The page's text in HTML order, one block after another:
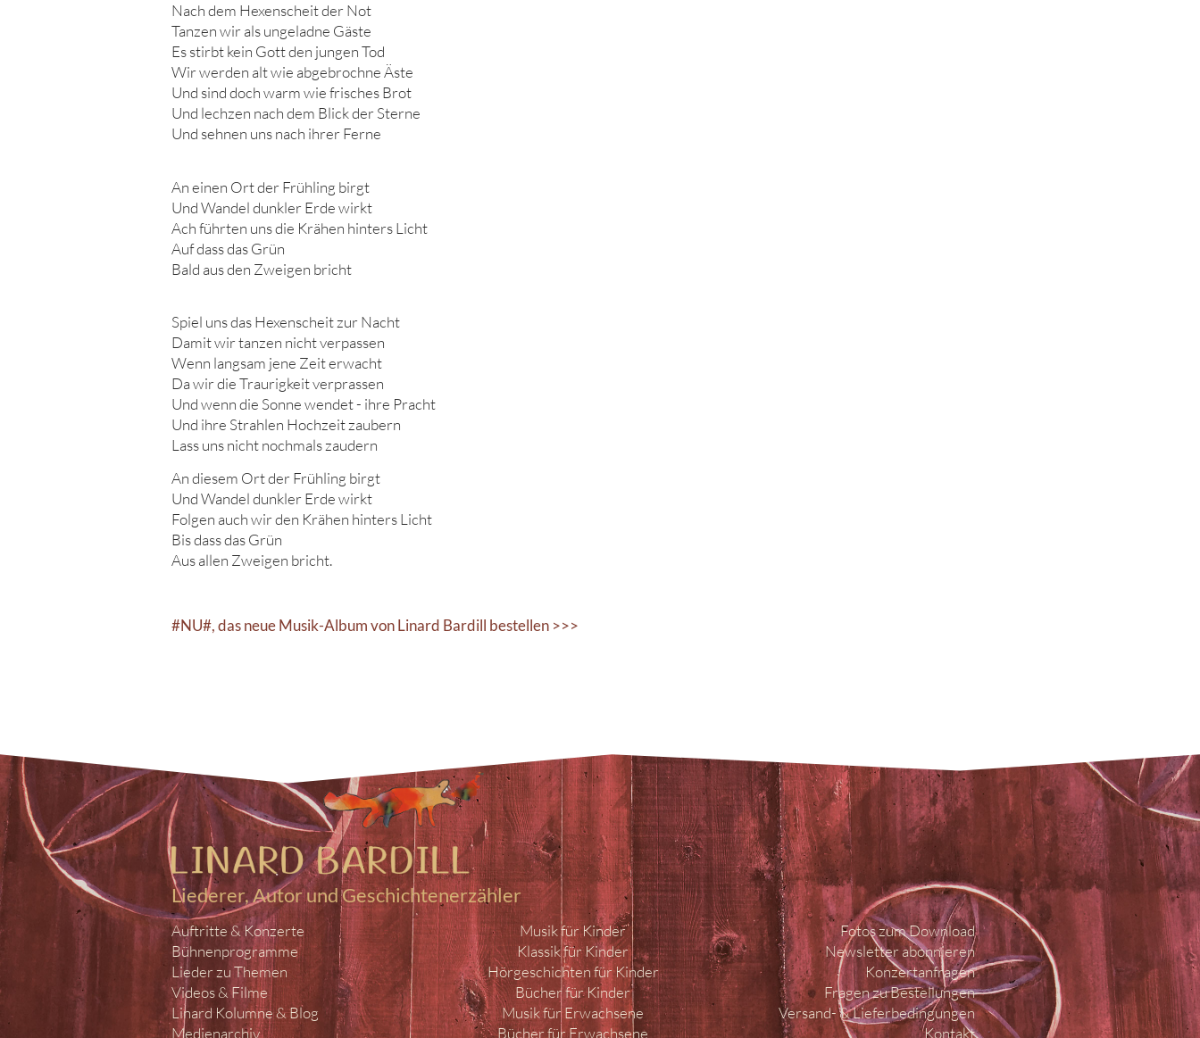
Nach dem Hexenscheit der Not
Tanzen wir als ungeladne Gäste
Es stirbt kein Gott den jungen Tod
Wir werden alt wie abgebrochne Äste
Und sind doch warm wie frisches Brot
Und lechzen nach dem Blick der Sterne
Und sehnen uns nach ihrer Ferne
An einen Ort der Frühling birgt
Und Wandel dunkler Erde wirkt
Ach führten uns die Krähen hinters Licht
Auf dass das Grün
Bald aus den Zweigen bricht
Spiel uns das Hexenscheit zur Nacht
Damit wir tanzen nicht verpassen
Wenn langsam jene Zeit erwacht
Da wir die Traurigkeit verprassen
Und wenn die Sonne wendet - ihre Pracht
Und ihre Strahlen Hochzeit zaubern
Lass uns nicht nochmals zaudern
An diesem Ort der Frühling birgt
Und Wandel dunkler Erde wirkt
Folgen auch wir den Krähen hinters Licht
Bis dass das Grün
Aus allen Zweigen bricht.
#NU#, das neue Musik-Album von Linard Bardill bestellen >>>
Liederer, Autor und Geschichtenerzähler
Auftritte & Konzerte
Bühnenprogramme
Lieder zu Themen
Videos & Filme
Linard Kolumne & Blog
Medienarchiv
Musik für Kinder
Klassik für Kinder
Hörgeschichten für Kinder
Bücher für Kinder
Musik für Erwachsene
Bücher für Erwachsene
Fotos zum Download
Newsletter abonnieren
Konzertanfragen
Fragen zu Bestellungen
Versand- & Lieferbedingungen
Kontakt